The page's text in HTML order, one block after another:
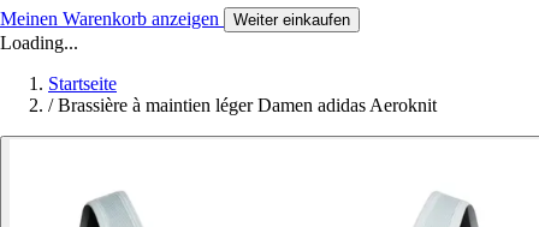
Meinen Warenkorb anzeigen Weiter einkaufen
Loading...
Startseite
/ Brassière à maintien léger Damen adidas Aeroknit